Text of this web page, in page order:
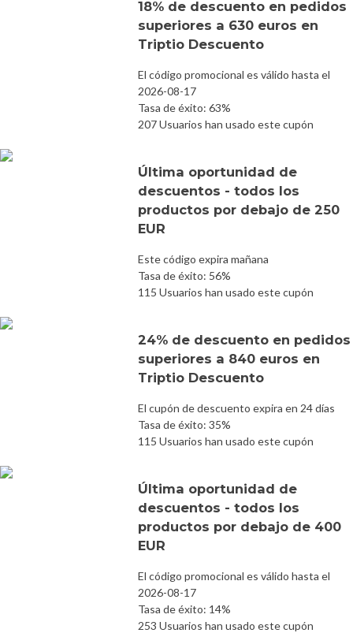
18% de descuento en pedidos
superiores a 630 euros en
Triptio Descuento
El código promocional es válido hasta el
2026-08-17
Tasa de éxito: 63%
207 Usuarios han usado este cupón
Última oportunidad de
descuentos - todos los
productos por debajo de 250
EUR
Este código expira mañana
Tasa de éxito: 56%
115 Usuarios han usado este cupón
24% de descuento en pedidos
superiores a 840 euros en
Triptio Descuento
El cupón de descuento expira en 24 días
Tasa de éxito: 35%
115 Usuarios han usado este cupón
Última oportunidad de
descuentos - todos los
productos por debajo de 400
EUR
El código promocional es válido hasta el
2026-08-17
Tasa de éxito: 14%
253 Usuarios han usado este cupón